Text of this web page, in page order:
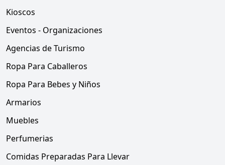
Kioscos
Eventos - Organizaciones
Agencias de Turismo
Ropa Para Caballeros
Ropa Para Bebes y Niños
Armarios
Muebles
Perfumerias
Comidas Preparadas Para Llevar